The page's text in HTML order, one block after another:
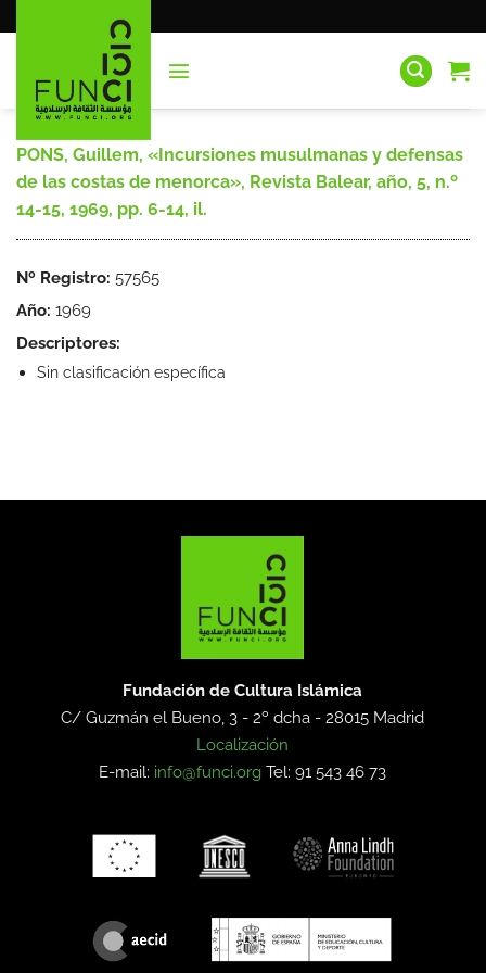
al
PONS, Guillem, «Incursiones musulmanas y defensas
de las costas de menorca», Revista Balear, año, 5, n.º
14-15, 1969, pp. 6-14, il.
Nº Registro: 57565
Año: 1969
Descriptores:
Sin clasificación específica
Fundación de Cultura Islámica
C/ Guzmán el Bueno, 3 - 2º dcha -28015 Madrid
Localización
E-mail: info@funci.org Tel: 91 543 46 73